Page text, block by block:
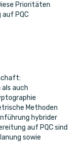
Prioritäten
PQC
auch
Methoden
hybrider
auf PQC sind
sowie